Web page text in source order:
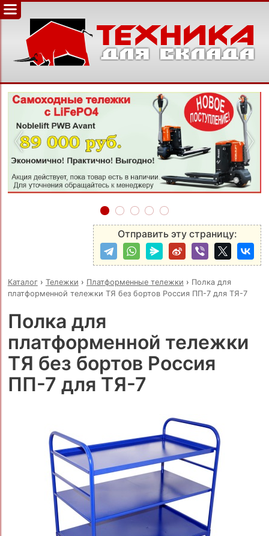
‹ ›
Отправить эту страницу:
Каталог› Тележки › Платформенные тележки › Полка для
платформенной тележки ТЯ без бортов Россия ПП-7 для ТЯ-7
Полка для
платформенной тележки
ТЯ без бортов Россия
ПП-7 для ТЯ-7